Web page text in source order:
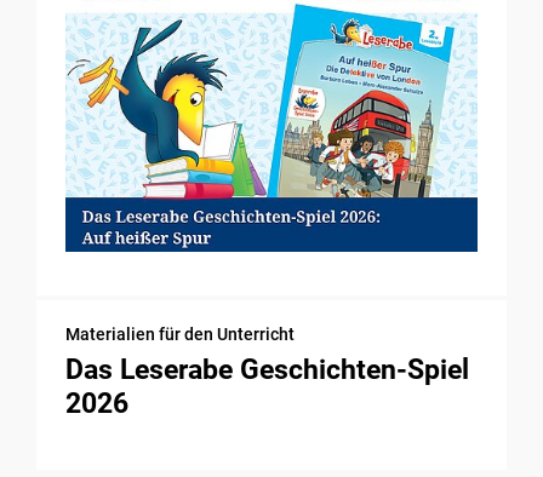
Materialien für den Unterricht
Das Leserabe Geschichten-Spiel
2026